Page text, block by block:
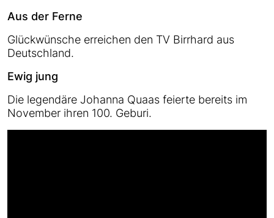
Aus der Ferne
Glückwünsche erreichen den TV Birrhard aus
Deutschland.
Ewig jung
Die legendäre Johanna Quaas feierte bereits im
November ihren 100. Geburi.